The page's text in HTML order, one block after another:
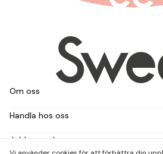
Om oss
Handla hos oss
Jobba med oss